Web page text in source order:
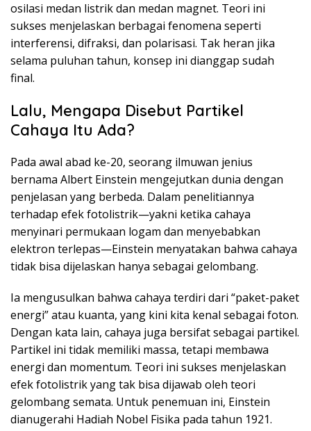
osilasi medan listrik dan medan magnet. Teori ini
sukses menjelaskan berbagai fenomena seperti
interferensi, difraksi, dan polarisasi. Tak heran jika
selama puluhan tahun, konsep ini dianggap sudah
final.
Lalu, Mengapa Disebut Partikel
Cahaya Itu Ada?
Pada awal abad ke-20, seorang ilmuwan jenius
bernama Albert Einstein mengejutkan dunia dengan
penjelasan yang berbeda. Dalam penelitiannya
terhadap efek fotolistrik—yakni ketika cahaya
menyinari permukaan logam dan menyebabkan
elektron terlepas—Einstein menyatakan bahwa cahaya
tidak bisa dijelaskan hanya sebagai gelombang.
Ia mengusulkan bahwa cahaya terdiri dari “paket-paket
energi” atau kuanta, yang kini kita kenal sebagai foton.
Dengan kata lain, cahaya juga bersifat sebagai partikel.
Partikel ini tidak memiliki massa, tetapi membawa
energi dan momentum. Teori ini sukses menjelaskan
efek fotolistrik yang tak bisa dijawab oleh teori
gelombang semata. Untuk penemuan ini, Einstein
dianugerahi Hadiah Nobel Fisika pada tahun 1921.